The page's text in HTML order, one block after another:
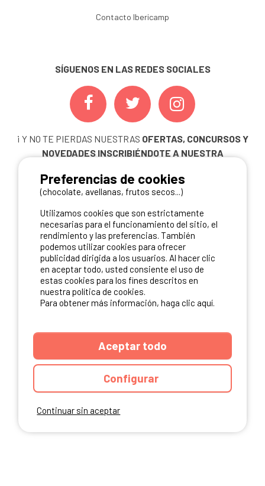
Contacto Ibericamp
SÍGUENOS EN LAS REDES SOCIALES
¡ Y NO TE PIERDAS NUESTRAS OFERTAS, CONCURSOS Y
NOVEDADES INSCRIBIÉNDOTE A NUESTRA
ME INSCRIBO
NUESTROS PARTNERS
Continuar sin aceptar
Preferencias de cookies
(chocolate, avellanas, frutos secos...)
Utilizamos cookies que son estrictamente
necesarias para el funcionamiento del sitio, el
rendimiento y las preferencias. También
podemos utilizar cookies para ofrecer
publicidad dirigida a los usuarios. Al hacer clic
en aceptar todo, usted consiente el uso de
estas cookies para los fines descritos en
nuestra política de cookies.
Para obtener más información, haga clic aquí.
Aceptar todo
Configurar